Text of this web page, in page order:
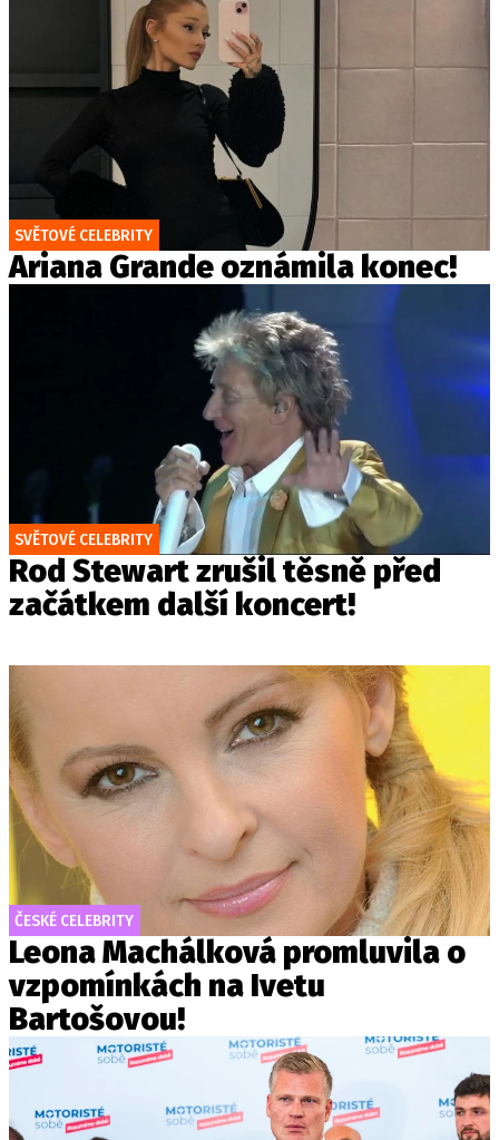
SVĚTOVÉ CELEBRITY
Ariana Grande oznámila konec!
SVĚTOVÉ CELEBRITY
Rod Stewart zrušil těsně před
začátkem další koncert!
ČESKÉ CELEBRITY
Leona Machálková promluvila o
vzpomínkách na Ivetu
Bartošovou!